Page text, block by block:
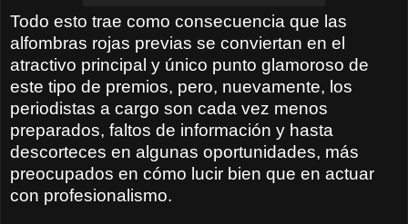
Todo esto trae como consecuencia que las
alfombras rojas previas se conviertan en el
atractivo principal y único punto glamoroso de
este tipo de premios, pero, nuevamente, los
periodistas a cargo son cada vez menos
preparados, faltos de información y hasta
descorteces en algunas oportunidades, más
preocupados en cómo lucir bien que en actuar
con profesionalismo.